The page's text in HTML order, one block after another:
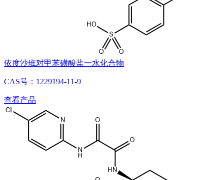
依度沙班对甲苯磺酸盐一水化合物
CAS号：1229194-11-9
查看产品